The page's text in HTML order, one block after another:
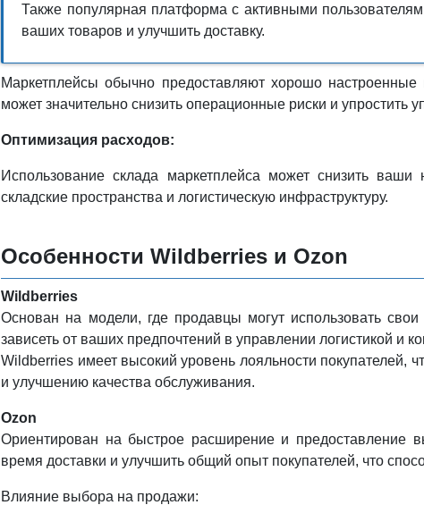
Также популярная платформа с активными
ваших товаров и улучшить доставку.
Маркетплейсы обычно предоставляют хорошо
может значительно снизить операционные риски и упростить
Оптимизация расходов:
Использование склада маркетплейса может снизить
складские пространства и логистическую инфраструктуру.
Особенности Wildberries и Ozon
Wildberries
Основан на модели, где продавцы могут использовать
зависеть от ваших предпочтений в управлении логистикой и
Wildberries имеет высокий уровень лояльности
и улучшению качества обслуживания.
Ozon
Ориентирован на быстрое расширение и предоставление
время доставки и улучшить общий опыт покупателей, что
Влияние выбора на продажи: